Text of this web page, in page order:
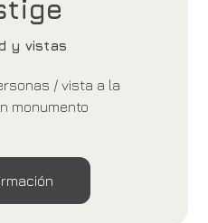
y vistas
/ vista a la
monumento